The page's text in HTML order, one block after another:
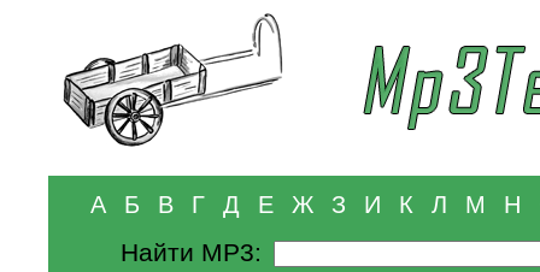
А Б В Г Д Е Ж З И К Л М Н
Найти MP3: